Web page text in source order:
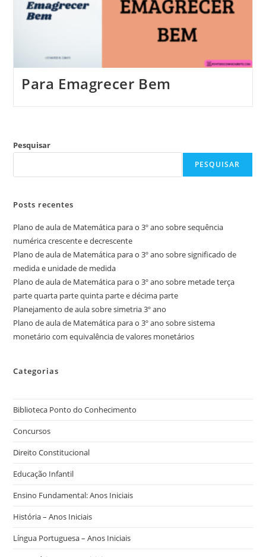
Para Emagrecer Bem
Pesquisar
PESQUISAR
Posts recentes
Plano de aula de Matemática para o 3º ano sobre sequência
numérica crescente e decrescente
Plano de aula de Matemática para o 3º ano sobre significado de
medida e unidade de medida
Plano de aula de Matemática para o 3º ano sobre metade terça
parte quarta parte quinta parte e décima parte
Planejamento de aula sobre simetria 3º ano
Plano de aula de Matemática para o 3º ano sobre sistema
monetário com equivalência de valores monetários
Categorias
Biblioteca Ponto do Conhecimento
Concursos
Direito Constitucional
Educação Infantil
Ensino Fundamental: Anos Iniciais
História – Anos Iniciais
Língua Portuguesa – Anos Iniciais